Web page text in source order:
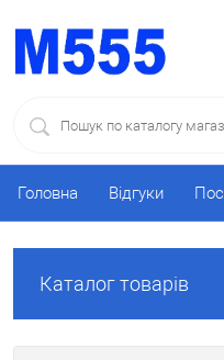
Головна Відгуки
Каталог товарів